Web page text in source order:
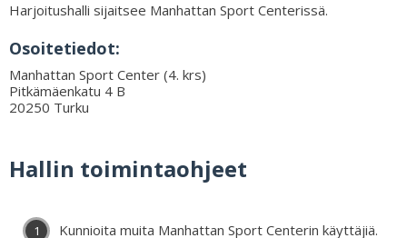
Harjoitushalli sijaitsee Manhattan Sport Centerissä.
Osoitetiedot:
Manhattan Sport Center (4. krs)
Pitkämäenkatu 4 B
20250 Turku
Hallin toimintaohjeet
Kunnioita muita Manhattan Sport Centerin käyttäjiä.